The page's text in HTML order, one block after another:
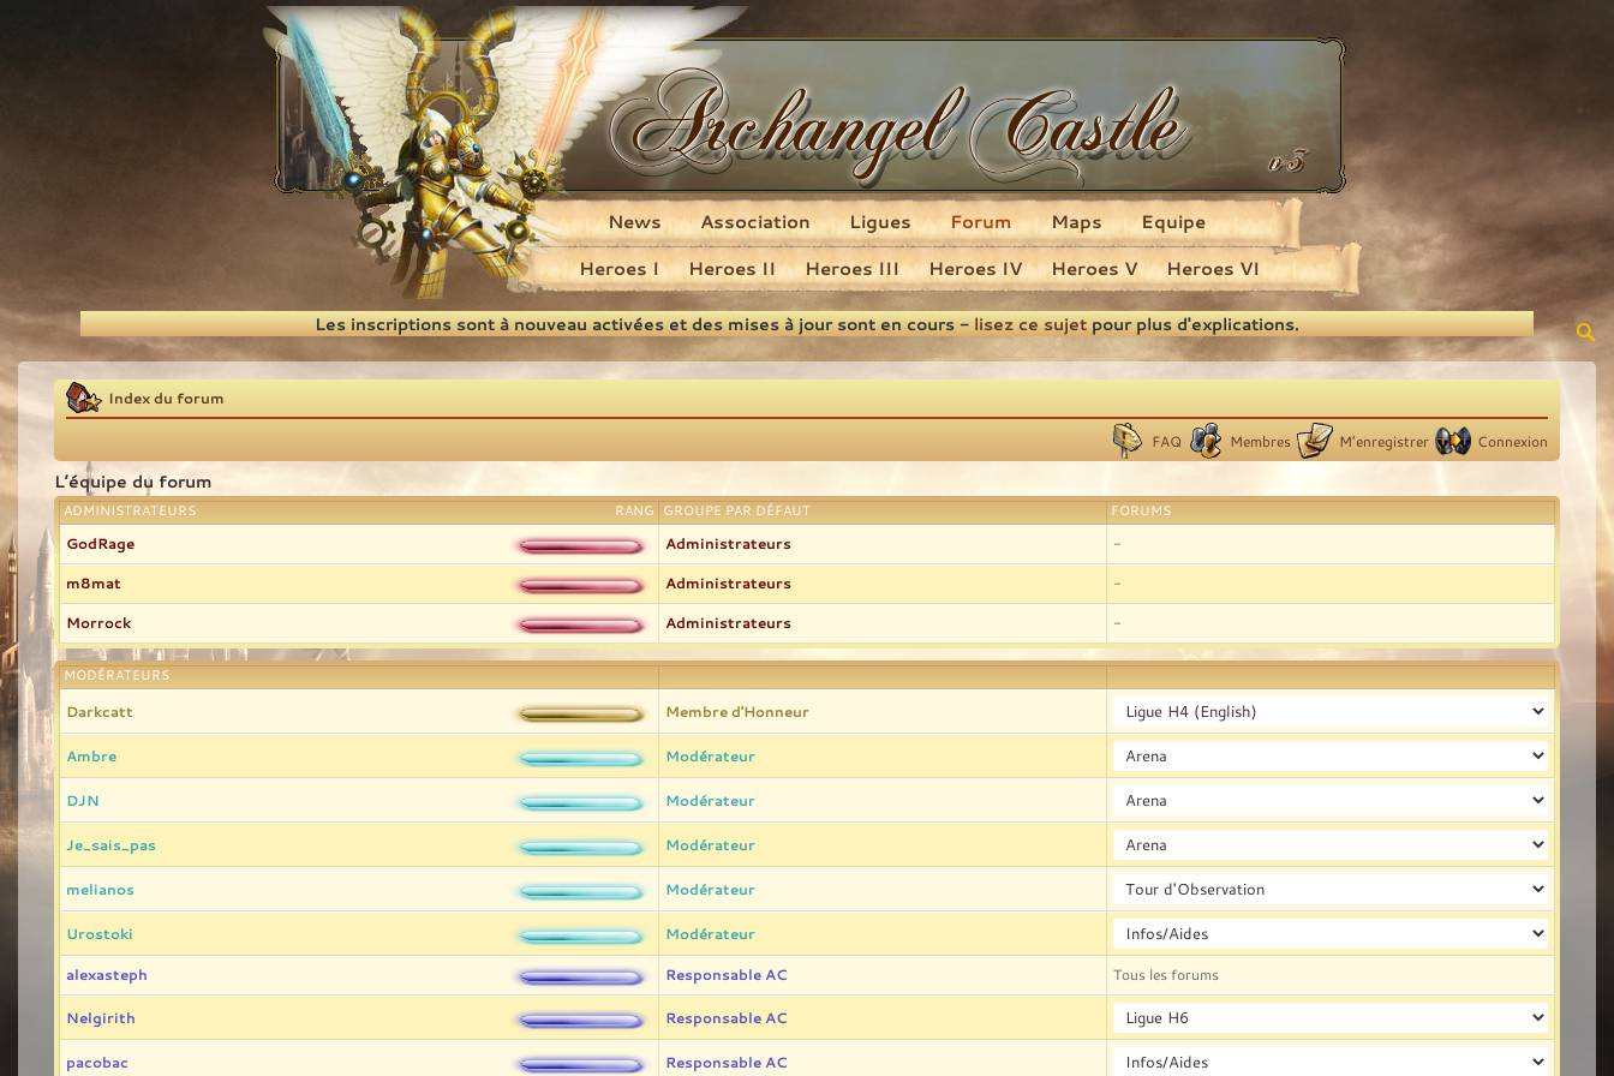
Recherche
Heroes I Heroes II Heroes III Heroes IV Heroes V Heroes VI
News Association Ligues Forum Maps Equipe
Les inscriptions sont à nouveau activées et des mises à jour sont en cours -lisez ce sujetpour plus d'explications.
Index du forum
FAQ Membres M’enregistrer Connexion
L’équipe du forum
RANG
ADMINISTRATEURS GROUPE PAR DÉFAUT FORUMS
GodRage Administrateurs -
m8mat Administrateurs -
Morrock Administrateurs -
MODÉRATEURS
Darkcatt Membre d'Honneur
Ambre Modérateur
DJN Modérateur
Je_sais_pas Modérateur
melianos Modérateur
Urostoki Modérateur
alexasteph Responsable AC Tous les forums
Nelgirith Responsable AC
pacobac Responsable AC